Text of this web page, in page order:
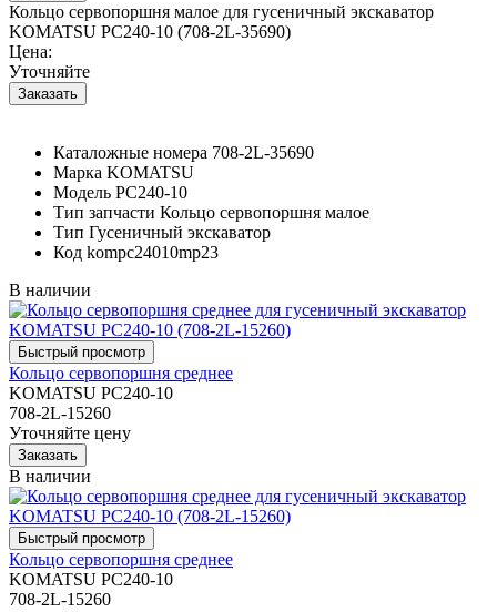
Кольцо сервопоршня малое для гусеничный экскаватор
KOMATSU PC240-10 (708-2L-35690)
Цена:
Уточняйте
Каталожные номера 708-2L-35690
Марка KOMATSU
Модель PC240-10
Тип запчасти Кольцо сервопоршня малое
Тип Гусеничный экскаватор
Код kompc24010mp23
В наличии
Кольцо сервопоршня среднее
KOMATSU PC240-10
708-2L-15260
Уточняйте цену
В наличии
Кольцо сервопоршня среднее
KOMATSU PC240-10
708-2L-15260